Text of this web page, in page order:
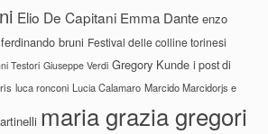
Elio De Capitani Emma Dante enzo
ferdinando bruni Festival delle colline torinesi
Testori Giuseppe Verdi Gregory Kunde i post di
luca ronconi Lucia Calamaro Marcido Marcidorjs e
maria grazia gregori